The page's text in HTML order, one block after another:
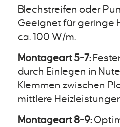
Blechstreifen oder
Geeignet für geringe
ca. 100 W/m.
Montageart 5-7:
durch Einlegen in
Klemmen zwischen
mittlere
Montageart 8-9: